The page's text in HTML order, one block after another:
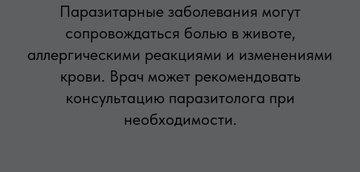
Паразитарные заболевания могут
сопровождаться болью в животе,
аллергическими реакциями и изменениями
крови. Врач может рекомендовать
консультацию паразитолога при
необходимости.